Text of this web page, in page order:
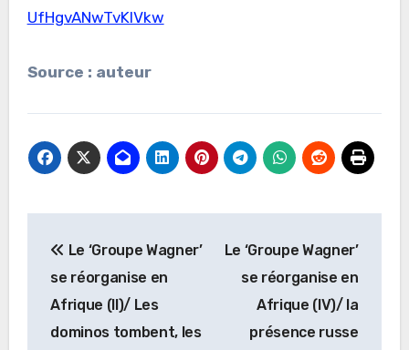
UfHgvANwTvKlVkw
Source : auteur
de
l’article
Le ‘Groupe Wagner’
se réorganise en
Afrique (II)/ Les
dominos tombent, les
Le ‘Groupe Wagner’
se réorganise en
Afrique (IV)/ la
présence russe